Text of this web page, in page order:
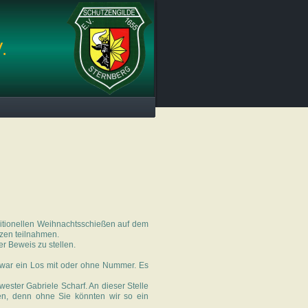
Weihnachtsschießen auf dem
teilnahmen.
Beweis zu stellen.
ein Los mit oder ohne Nummer. Es
Gabriele Scharf. An dieser Stelle
denn ohne Sie könnten wir so ein